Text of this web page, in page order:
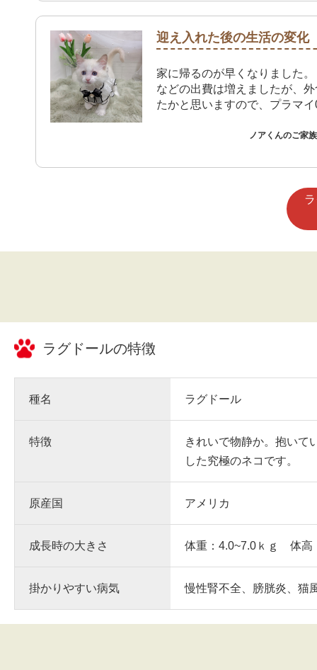
迎え入れた後の生活の変化
家に帰るのが早くなりました
などの出費は増えましたが、
たかと思いますので、プラマ
ノアくんのご家
ラグドールの特徴
種名 ラグドール
特徴
きれいで物静か。抱いて
した究極のネコです。
原産国 アメリカ
成長時の大きさ 体重：4.0~7.0ｋｇ 体高
掛かりやすい病気 慢性腎不全、膀胱炎、猫